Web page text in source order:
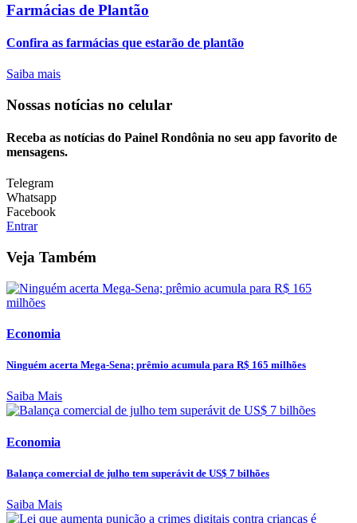
Farmácias de Plantão
Confira as farmácias que estarão de plantão
Saiba mais
Nossas notícias no celular
Receba as notícias do Painel Rondônia no seu app favorito de
mensagens.
Telegram
Whatsapp
Facebook
Entrar
Veja Também
Economia
Ninguém acerta Mega-Sena; prêmio acumula para R$ 165 milhões
Saiba Mais
Economia
Balança comercial de julho tem superávit de US$ 7 bilhões
Saiba Mais